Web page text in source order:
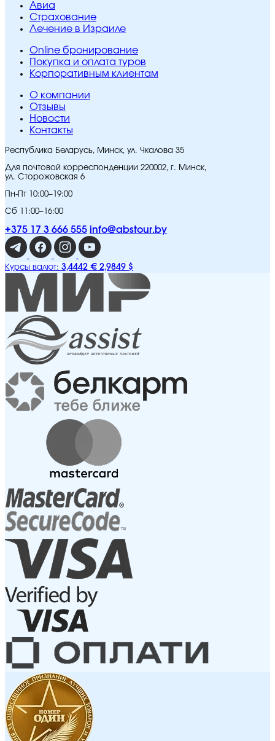
Авиа
Страхование
Лечение в Израиле
Online бронирование
Покупка и оплата туров
Корпоративным клиентам
O компании
Отзывы
Новости
Контакты
Республика Беларусь, Минск, ул. Чкалова 35
Для почтовой корреспонденции 220002, г. Минск,
ул. Сторожовская 6
Пн-Пт 10:00–19:00
Сб 11:00–16:00
+375 17 3 666 555 info@abstour.by
Курсы валют: 3,4442 € 2,9849 $